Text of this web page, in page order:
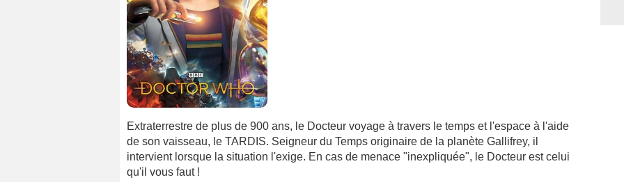
Extraterrestre de plus de 900 ans, le Docteur voyage à travers le temps et l'espace à l'aide
de son vaisseau, le TARDIS. Seigneur du Temps originaire de la planète Gallifrey, il
intervient lorsque la situation l'exige. En cas de menace "inexpliquée", le Docteur est celui
qu'il vous faut !